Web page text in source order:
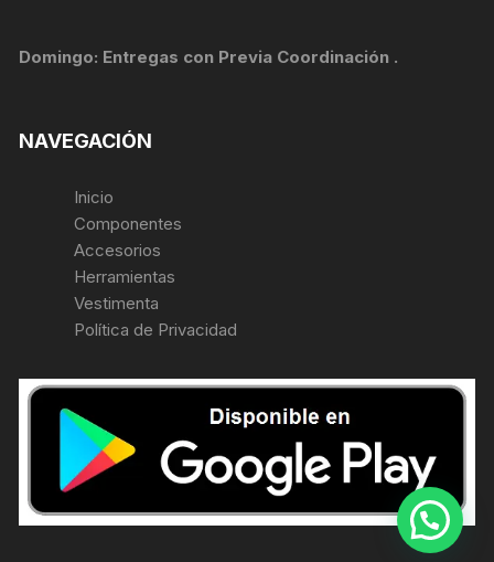
Domingo: Entregas con Previa Coordinación .
NAVEGACIÓN
Inicio
Componentes
Accesorios
Herramientas
Vestimenta
Política de Privacidad